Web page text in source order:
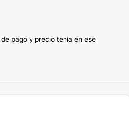
pago y precio tenía en ese